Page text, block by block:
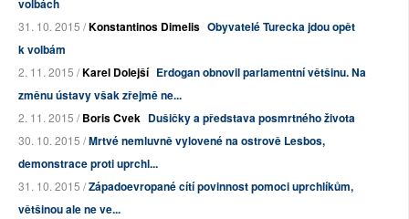
volbách
31. 10. 2015 /Konstantinos Dimelis Obyvatelé Turecka jdou opět
k volbám
2. 11. 2015 /Karel Dolejší Erdogan obnovil parlamentní většinu. Na
změnu ústavy však zřejmě ne...
2. 11. 2015 /Boris Cvek Dušičky a představa posmrtného života
30. 10. 2015 /Mrtvé nemluvně vylovené na ostrově Lesbos,
demonstrace proti uprchl...
31. 10. 2015 /Západoevropané cítí povinnost pomoci uprchlíkům,
většinou ale ne ve...